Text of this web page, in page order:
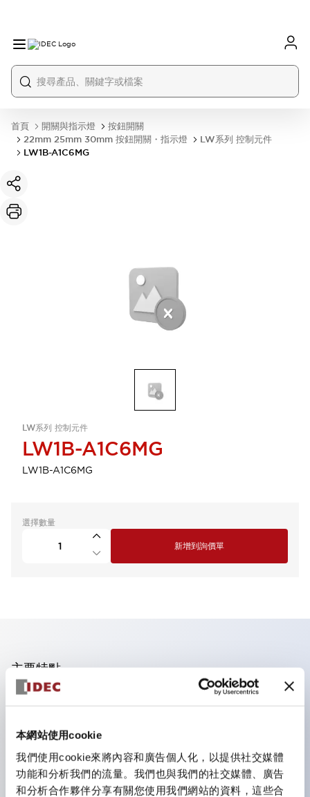
本網站使用cookie
我們使用cookie來將內容和廣告個人化，以提供社交媒體
功能和分析我們的流量。我們也與我們的社交媒體、廣告
和分析合作夥伴分享有關您使用我們網站的資料，這些合
首頁 開關與指示燈
按鈕開關
22mm 25mm 30mm 按鈕開關・指示燈
LW系列 控制元件
LW1B-A1C6MG
LW系列 控制元件
LW1B-A1C6MG
LW1B-A1C6MG
選擇數量
新增到詢價單
主要特點
可進行集合密著安裝，接觸單元的拆裝在集合密著安裝時
採用刺刀機構的鎖定桿拆裝方式的分離結構。
保護結構為防噴流型，IP65（IEC 60529）。（蜂鳴器
為密閉型）